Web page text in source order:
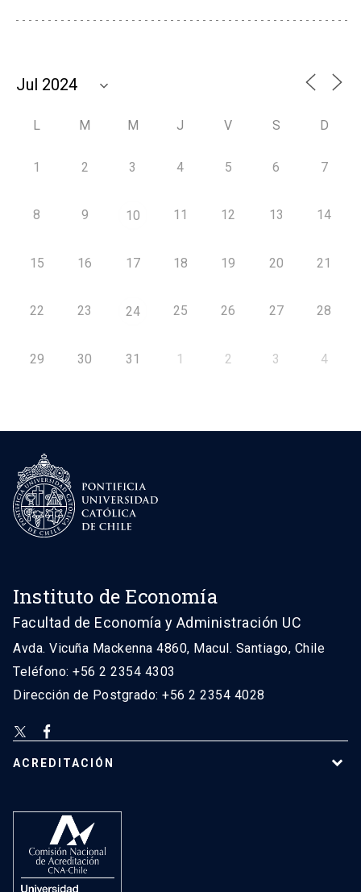
L M M J V S D
1 2 3 4 5 6 7
8 9 10 11 12 13 14
15 16 17 18 19 20 21
22 23 24 25 26 27 28
29 30 31 1 2 3 4
Instituto de Economía
Facultad de Economía y Administración UC
Avda. Vicuña Mackenna 4860, Macul. Santiago, Chile
Teléfono: +56 2 2354 4303
Dirección de Postgrado: +56 2 2354 4028
ACREDITACIÓN